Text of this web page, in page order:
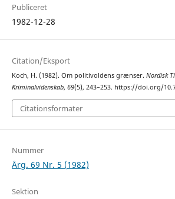
Publiceret
1982-12-28
Citation/Eksport
Koch, H. (1982). Om politivoldens grænser. Nordisk
Kriminalvidenskab, 69(5), 243–253. https://doi.org/
Citationsformater
Nummer
Årg. 69 Nr. 5 (1982)
Sektion